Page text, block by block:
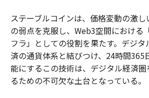
ステーブルコインは、価格変動の激
の弱点を克服し、Web3空間における
フラ」としての役割を果たす。デジ
済の通貨体系と結びつけ、24時間365
能にするこの技術は、デジタル経済
るための不可欠な土台となっている。